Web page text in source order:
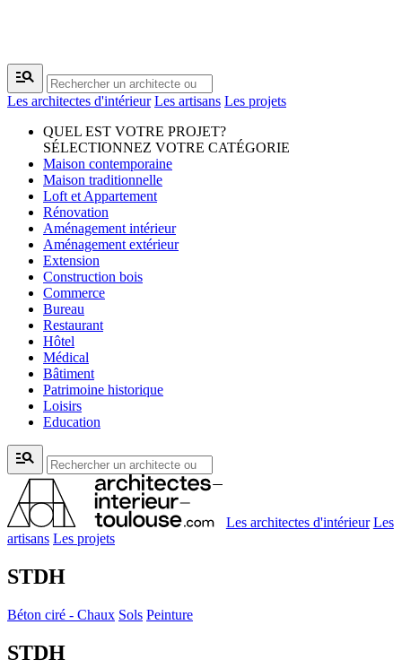
manage_search
Les architectes d'intérieur Les artisans Les projets
QUEL EST VOTRE PROJET?
SÉLECTIONNEZ VOTRE CATÉGORIE
Maison contemporaine
Maison traditionnelle
Loft et Appartement
Rénovation
Aménagement intérieur
Aménagement extérieur
Extension
Construction bois
Commerce
Bureau
Restaurant
Hôtel
Médical
Bâtiment
Patrimoine historique
Loisirs
Education
manage_search
Les architectes d'intérieur Les
artisans Les projets
STDH
Béton ciré - Chaux Sols Peinture
STDH